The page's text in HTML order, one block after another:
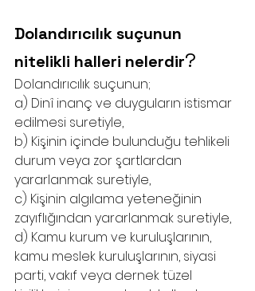
Dolandırıcılık suçunun
nitelikli halleri nelerdir?
Dolandırıcılık suçunun;
a) Dinî inanç ve duyguların istismar
edilmesi suretiyle,
b) Kişinin içinde bulunduğu tehlikeli
durum veya zor şartlardan
yararlanmak suretiyle,
c) Kişinin algılama yeteneğinin
zayıflığından yararlanmak suretiyle,
d) Kamu kurum ve kuruluşlarının,
kamu meslek kuruluşlarının, siyasi
parti, vakıf veya dernek tüzel